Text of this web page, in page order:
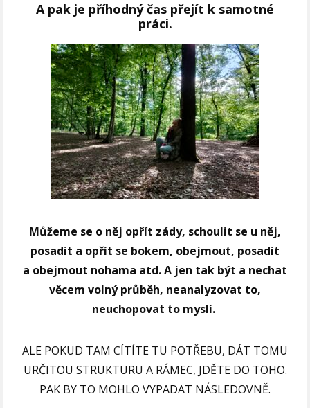
A pak je příhodný čas přejít k samotné
práci.
Můžeme se o něj opřít zády, schoulit se u něj,
posadit a opřít se bokem, obejmout, posadit
a obejmout nohama atd. A jen tak být a nechat
věcem volný průběh, neanalyzovat to,
neuchopovat to myslí.
ALE POKUD TAM CÍTÍTE TU POTŘEBU, DÁT TOMU
URČITOU STRUKTURU A RÁMEC, JDĚTE DO TOHO.
PAK BY TO MOHLO VYPADAT NÁSLEDOVNĚ.